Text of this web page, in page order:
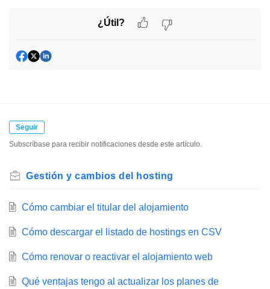
¿Útil?
Seguir
Subscríbase para recibir notificaciones desde este artículo.
Gestión y cambios del hosting
Cómo cambiar el titular del alojamiento
Cómo descargar el listado de hostings en CSV
Cómo renovar o reactivar el alojamiento web
Qué ventajas tengo al actualizar los planes de